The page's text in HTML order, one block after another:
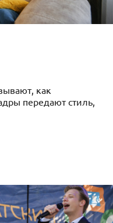
как
передают стиль,